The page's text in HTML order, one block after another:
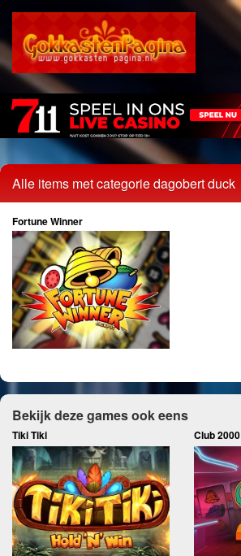
Alle items met categorie dagobert duck
Fortune Winner
Bekijk deze games ook eens
Tiki Tiki Club 2000